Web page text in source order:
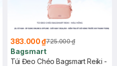
383.000 ₫725.000 ₫
Bagsmart
Túi Đeo Chéo Bagsmart Reiki -